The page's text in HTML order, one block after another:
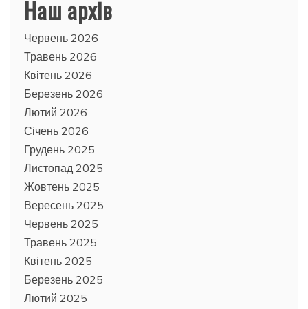
Наш архів
Червень 2026
Травень 2026
Квітень 2026
Березень 2026
Лютий 2026
Січень 2026
Грудень 2025
Листопад 2025
Жовтень 2025
Вересень 2025
Червень 2025
Травень 2025
Квітень 2025
Березень 2025
Лютий 2025